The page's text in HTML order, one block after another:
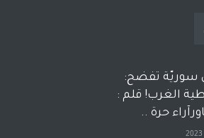
سوريّة تفضح:
الغرب! قلم :
حرة ..